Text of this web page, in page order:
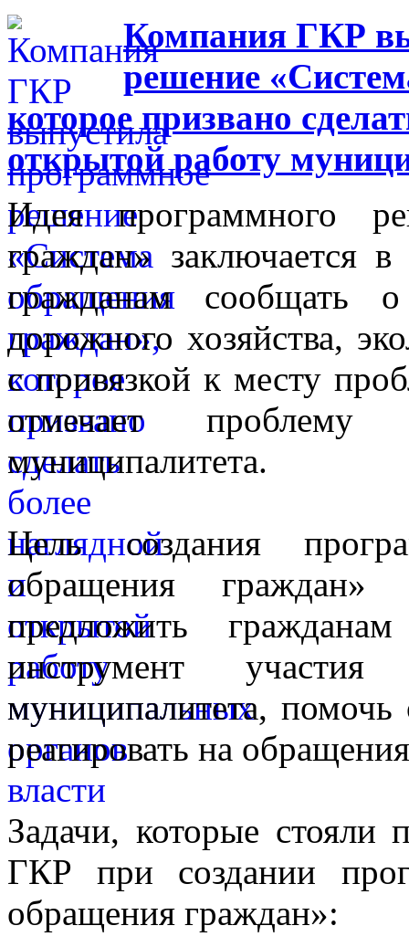
Компания ГКР
решение
которое призвано
открытой работу
Идея программного
граждан» заключается
гражданам
дорожного хозяйства,
с привязкой к месту
отмечает проблему
муниципалитета.
Цель создания
обращения
предложить
инструмент
муниципалитета, помочь
реагировать на
Задачи, которые стояли
ГКР при создании
обращения граждан»: